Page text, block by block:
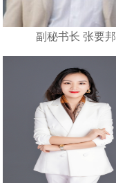
副秘书长 张要邦